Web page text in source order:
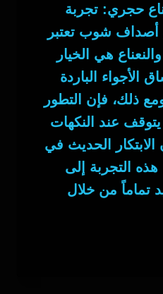
حجري: تجربة
أصداف شوب تعتبر
هي الخيار
الأجواء الباردة
ذلك، فإن التطور
عند النكهات
الابتكار الحديث في
التجربة إلى
تماماً من خلال